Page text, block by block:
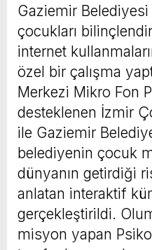
Gaziemir
çocukları
internet
özel bir çalışma
Merkezi Mikro Fon
desteklenen İzmir
ile Gaziemir
belediyenin çocuk
dünyanın getirdiği
anlatan interaktif
gerçekleştirildi.
misyon yapan